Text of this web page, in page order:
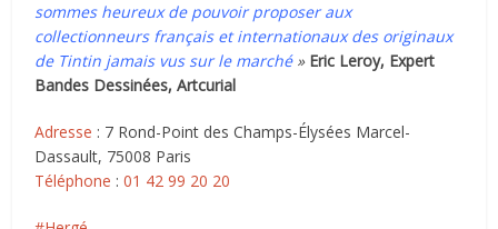
sommes heureux de pouvoir proposer aux
collectionneurs français et internationaux des originaux
de Tintin jamais vus sur le marché» Eric Leroy, Expert
Bandes Dessinées, Artcurial
Adresse : 7 Rond-Point des Champs-Élysées Marcel-
Dassault, 75008 Paris
Téléphone :01 42 99 20 20